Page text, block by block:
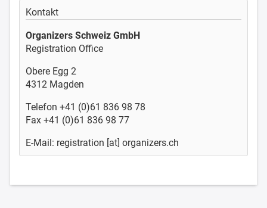
Kontakt
Organizers Schweiz GmbH
Registration Office
Obere Egg 2
4312 Magden
Telefon +41 (0)61 836 98 78
Fax +41 (0)61 836 98 77
E-Mail: registration [at] organizers.ch